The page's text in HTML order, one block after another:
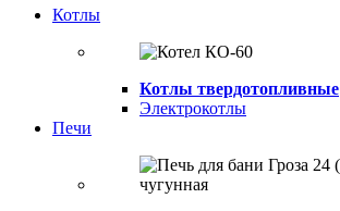
Котлы
Котлы твердотопливные
Электрокотлы
Печи